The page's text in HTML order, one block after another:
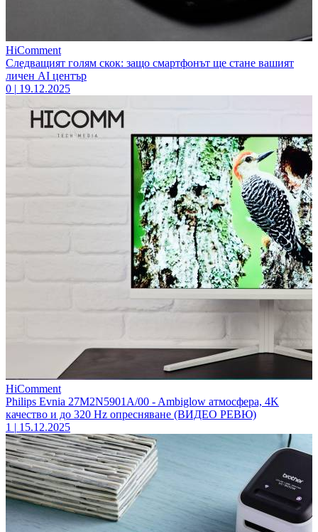
HiComment
Следващият голям скок: защо смартфонът ще стане вашият
личен AI център
0 | 19.12.2025
HiComment
Philips Evnia 27M2N5901A/00 - Ambiglow атмосфера, 4K
качество и до 320 Hz опресняване (ВИДЕО РЕВЮ)
1 | 15.12.2025